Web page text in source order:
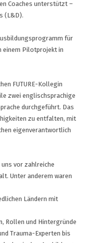
Coaches unterstützt –
(L&D).
für
einem Pilotprojekt in
FUTURE-Kollegin
zwei englischsprachige
durchgeführt. Das
zu entfalten, mit
eigenverantwortlich
vor zahlreiche
Unter anderem waren
Ländern mit
Rollen und Hintergründe
Trauma-Experten bis